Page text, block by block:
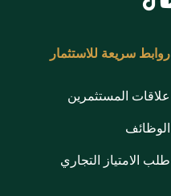
روابط سريعة للاستثمار
علاقات المستثمرين
الوظائف
طلب الامتياز التجاري